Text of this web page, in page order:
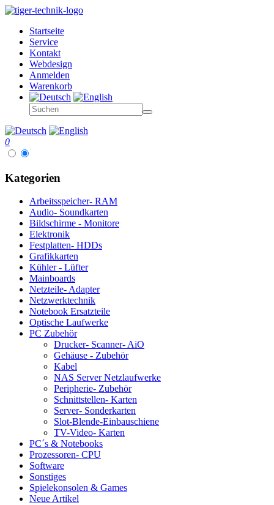
Startseite
Service
Kontakt
Webdesign
Anmelden
Warenkorb
0
Kategorien
Arbeitsspeicher- RAM
Audio- Soundkarten
Bildschirme - Monitore
Elektronik
Festplatten- HDDs
Grafikkarten
Kühler - Lüfter
Mainboards
Netzteile- Adapter
Netzwerktechnik
Notebook Ersatzteile
Optische Laufwerke
PC Zubehör
Drucker- Scanner- AiO
Gehäuse - Zubehör
Kabel
NAS Server Netzlaufwerke
Peripherie- Zubehör
Schnittstellen- Karten
Server- Sonderkarten
Slot-Blende-Einbauschiene
TV-Video- Karten
PC´s & Notebooks
Prozessoren- CPU
Software
Sonstiges
Spielekonsolen & Games
Neue Artikel